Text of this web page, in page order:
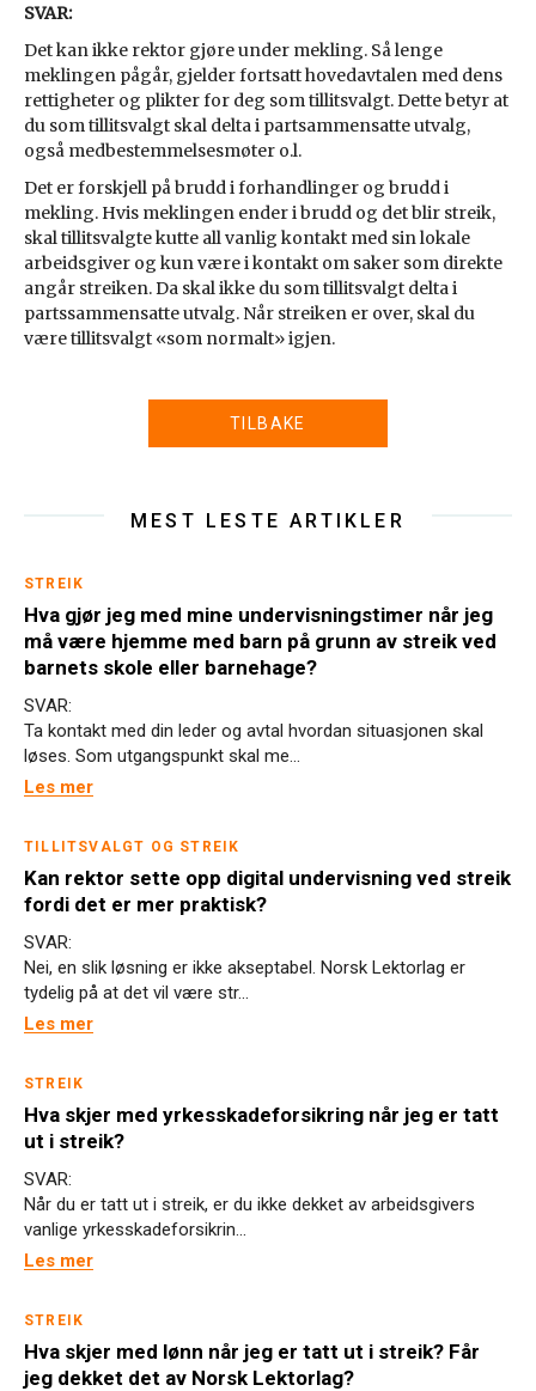
SVAR:
Det kan ikke rektor gjøre under mekling. Så lenge
meklingen pågår, gjelder fortsatt hovedavtalen med dens
rettigheter og plikter for deg som tillitsvalgt. Dette betyr at
du som tillitsvalgt skal delta i partsammensatte utvalg,
også medbestemmelsesmøter o.l.
Det er forskjell på brudd i forhandlinger og brudd i
mekling. Hvis meklingen ender i brudd og det blir streik,
skal tillitsvalgte kutte all vanlig kontakt med sin lokale
arbeidsgiver og kun være i kontakt om saker som direkte
angår streiken. Da skal ikke du som tillitsvalgt delta i
partssammensatte utvalg. Når streiken er over, skal du
være tillitsvalgt «som normalt» igjen.
TILBAKE
MEST LESTE ARTIKLER
STREIK
Hva gjør jeg med mine undervisningstimer når jeg
må være hjemme med barn på grunn av streik ved
barnets skole eller barnehage?
SVAR:
Ta kontakt med din leder og avtal hvordan situasjonen skal
løses. Som utgangspunkt skal me...
Les mer
TILLITSVALGT OG STREIK
Kan rektor sette opp digital undervisning ved streik
fordi det er mer praktisk?
SVAR:
Nei, en slik løsning er ikke akseptabel. Norsk Lektorlag er
tydelig på at det vil være str...
Les mer
STREIK
Hva skjer med yrkesskadeforsikring når jeg er tatt
ut i streik?
SVAR:
Når du er tatt ut i streik, er du ikke dekket av arbeidsgivers
vanlige yrkesskadeforsikrin...
Les mer
STREIK
Hva skjer med lønn når jeg er tatt ut i streik? Får
jeg dekket det av Norsk Lektorlag?